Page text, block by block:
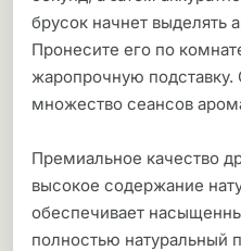
брусок начнет выделять
Пронесите его по
жаропрочную подставку.
множество сеансов
Премиальное качество
высокое содержание
обеспечивает
полностью натуральный